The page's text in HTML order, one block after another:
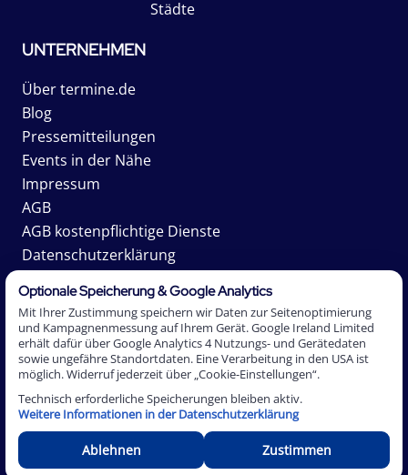
Städte
UNTERNEHMEN
Über termine.de
Blog
Pressemitteilungen
Events in der Nähe
Impressum
AGB
AGB kostenpflichtige Dienste
Datenschutzerklärung
2026 Termine.de AG. *Affiliate-Links sind mit einem
Sternchen (*) gekennzeichnet, vorläufige Termine mit einer
Tilde (~). Als Affiliate-Partner verdienen wir an
qualifizierten Verkäufen. Datums- und Zeitangaben:
Zeitzone Europa/Berlin.
Optionale Speicherung & Google Analytics
Mit Ihrer Zustimmung speichern wir Daten zur Seitenoptimierung
und Kampagnenmessung auf Ihrem Gerät. Google Ireland Limited
erhält dafür über Google Analytics 4 Nutzungs- und Gerätedaten
sowie ungefähre Standortdaten. Eine Verarbeitung in den USA ist
möglich. Widerruf jederzeit über „Cookie-Einstellungen“.
Technisch erforderliche Speicherungen bleiben aktiv.
Weitere Informationen in der Datenschutzerklärung
Ablehnen Zustimmen